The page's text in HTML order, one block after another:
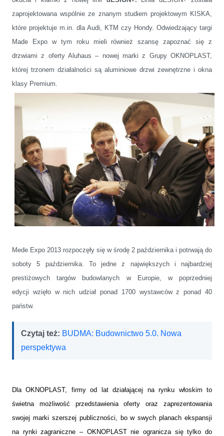
zaprojektowana wspólnie ze znanym studiem projektowym KISKA,
które projektuje m.in. dla Audi, KTM czy Hondy. Odwiedzający targi
Made Expo w tym roku mieli również szansę zapoznać się z
drzwiami z oferty Aluhaus – nowej marki z Grupy OKNOPLAST,
której trzonem działalności są aluminiowe drzwi zewnętrzne i okna
klasy Premium.
Mede Expo 2013 rozpoczęły się w środę 2 października i potrwają do
soboty 5 października. To jedne z największych i najbardziej
prestiżowych targów budowlanych w Europie, w poprzedniej
edycji wzięło w nich udział ponad 1700 wystawców z ponad 40
państw.
Czytaj też: BUDMA: Budownictwo 5.0. Nowa
perspektywa
Dla OKNOPLAST, firmy od lat działającej na rynku włoskim to
świetna możliwość przedstawienia oferty oraz zaprezentowania
swojej marki szerszej publiczności, bo w swych planach ekspansji
na rynki zagraniczne – OKNOPLAST nie ogranicza się tylko do